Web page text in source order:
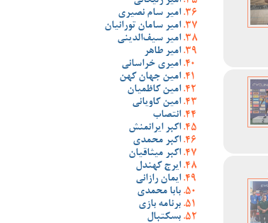
امیر سام نصیری
امیر سامان تورانیان
امیر سیف‌الدینی
امیر طاهر
امیری خراسانی
امین جهان کهن
امین کاظمیان
امین کاویانی
انتصاب
اکبر ایرانمنش
اکبر محمدی
اکبر میثاقیان
ایرج کهندل
ایمان رازانی
بابا محمدی
برنامه بازی
بسکتبال